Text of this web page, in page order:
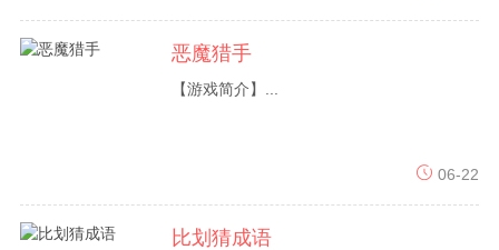
恶魔猎手
【游戏简介】...
06-22
比划猜成语